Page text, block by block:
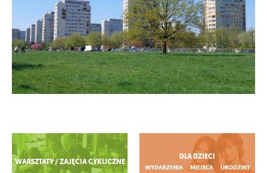
Zobacz więcej
WARSZTATY / ZAJĘCIA CYKLICZNE
DLA DZIECI
WYDARZENIA MIEJSCA URODZINY